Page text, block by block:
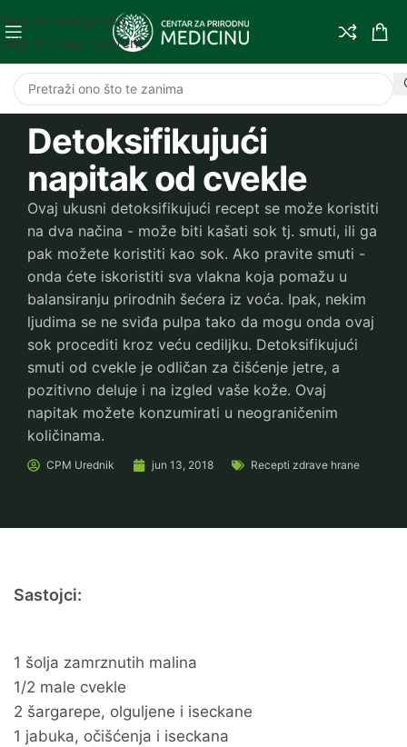
Skip to navigation
Skip to main content
Detoksifikujući
napitak od cvekle
Ovaj ukusni detoksifikujući recept se može koristiti
na dva načina - može biti kašati sok tj. smuti, ili ga
pak možete koristiti kao sok. Ako pravite smuti -
onda ćete iskoristiti sva vlakna koja pomažu u
balansiranju prirodnih šećera iz voća. Ipak, nekim
ljudima se ne sviđa pulpa tako da mogu onda ovaj
sok procediti kroz veću cediljku. Detoksifikujući
smuti od cvekle je odličan za čišćenje jetre, a
pozitivno deluje i na izgled vaše kože. Ovaj
napitak možete konzumirati u neograničenim
količinama.
CPM Urednik jun 13, 2018 Recepti zdrave hrane
Sastojci:
1 šolja zamrznutih malina
1/2 male cvekle
2 šargarepe, olguljene i iseckane
1 jabuka, očišćenja i iseckana